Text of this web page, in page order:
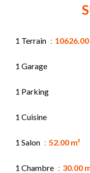
1 Terrain 10626.00
1 Garage
1 Parking
1 Cuisine
1 Salon 52.00 m²
1 Chambre 30.00